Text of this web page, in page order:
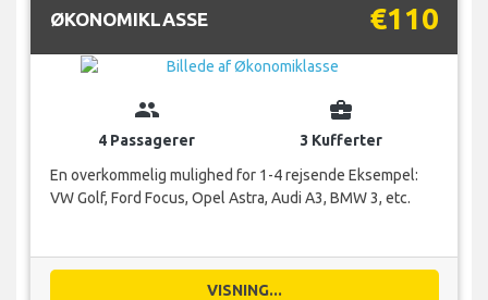
ØKONOMIKLASSE €110
group
4 Passagerer
business_center
3 Kufferter
En overkommelig mulighed for 1-4 rejsende Eksempel:
VW Golf, Ford Focus, Opel Astra, Audi A3, BMW 3, etc.
VISNING...